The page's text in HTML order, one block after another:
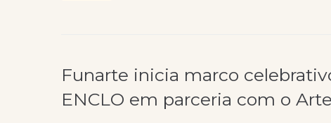
Funarte inicia marco
ENCLO em parceria com o